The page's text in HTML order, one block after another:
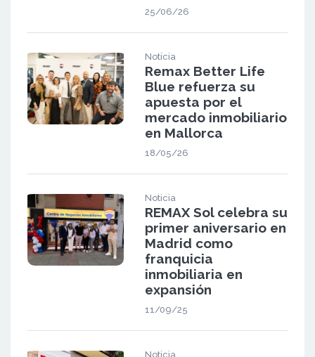
25/06/26
Noticia
Remax Better Life
Blue refuerza su
apuesta por el
mercado inmobiliario
en Mallorca
18/05/26
Noticia
REMAX Sol celebra su
primer aniversario en
Madrid como
franquicia
inmobiliaria en
expansión
11/09/25
Noticia